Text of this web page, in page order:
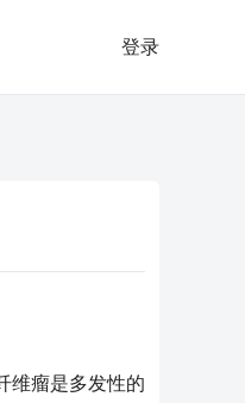
登录
维瘤是多发性的